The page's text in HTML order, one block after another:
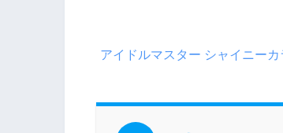
アイドルマスター シャイニー